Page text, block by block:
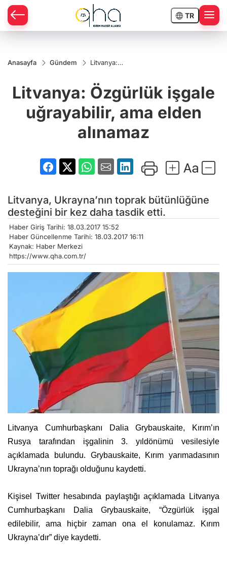
TR
Anasayfa Gündem
Litvanya:
uğrayabilir,
ama elden
alınamaz
Litvanya: Özgürlük işgale
uğrayabilir, ama elden
alınamaz
Litvanya, Ukrayna’nın toprak bütünlüğüne
desteğini bir kez daha tasdik etti.
Haber Giriş Tarihi: 18.03.2017 15:52
Haber Güncellenme Tarihi: 18.03.2017 16:11
Kaynak: Haber Merkezi
https://www.qha.com.tr/
Litvanya Cumhurbaşkanı Dalia Grybauskaite, Kırım’ın
Rusya tarafından işgalinin 3. yıldönümü vesilesiyle
açıklamada bulundu. Grybauskaite, Kırım yarımadasının
Ukrayna’nın toprağı olduğunu kaydetti.
Kişisel Twitter hesabında paylaştığı açıklamada Litvanya
Cumhurbaşkanı Dalia Grybauskaite, “Özgürlük işgal
edilebilir, ama hiçbir zaman ona el konulamaz. Kırım
Ukrayna’dır” diye kaydetti.